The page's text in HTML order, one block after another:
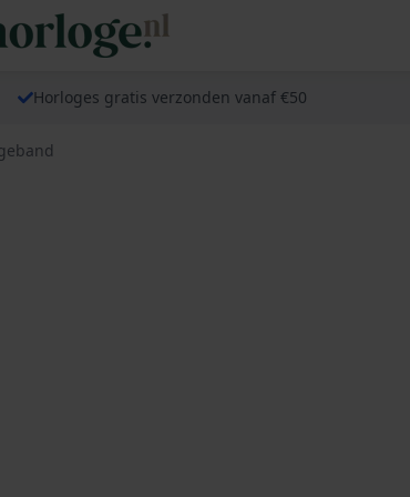
Horloges gratis verzonden vanaf €50